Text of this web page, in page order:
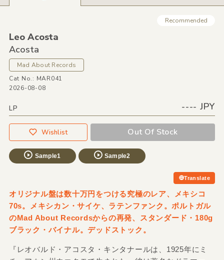
Recommended
Leo Acosta
Acosta
Mad About Records
Cat No.: MAR041
2026-08-08
LP ---- JPY
Wishlist Out Of Stock
Sample1 Sample2
Translate
オリジナル盤は数十万円をつける究極のレア、メキシコ
70s。メキシカン・サイケ、ラテンファンク。ポルトガル
のMad About Recordsからの再発、スタンダード・180g
ブラック・バイナル。デッドストック。
『レオバルド・アコスタ・キンタナールは、1925年にミ